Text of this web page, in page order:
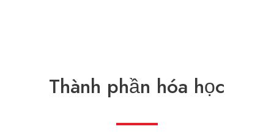
Thành phần hóa học